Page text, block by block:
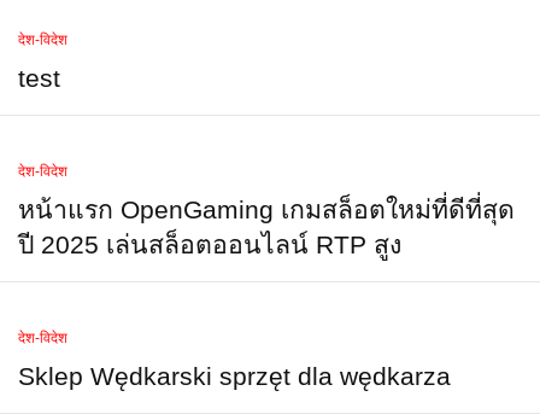
देश-विदेश
test
देश-विदेश
หน้าแรก OpenGaming เกมสล็อตใหม่ที่ดีที่สุด
ปี 2025 เล่นสล็อตออนไลน์ RTP สูง
देश-विदेश
Sklep Wędkarski sprzęt dla wędkarza